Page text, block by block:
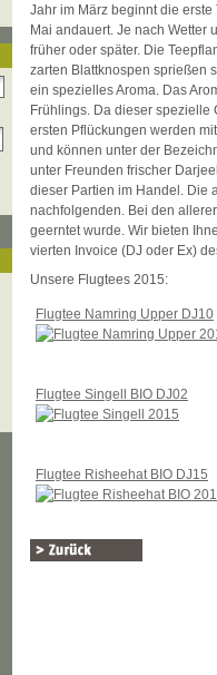
Jahr im März beginnt die
Mai andauert. Je nach Wetter
früher oder später. Die
zarten Blattknospen sprießen
ein spezielles Aroma. Das
Frühlings. Da dieser spezielle
ersten Pflückungen werden
und können unter der
unter Freunden frischer
dieser Partien im Handel. Die
nachfolgenden. Bei den
geerntet wurde. Wir bieten
vierten Invoice (DJ oder Ex)
Unsere Flugtees 2015:
Flugtee Namring Upper DJ10
Flugtee Singell BIO DJ02
Flugtee Risheehat BIO DJ15